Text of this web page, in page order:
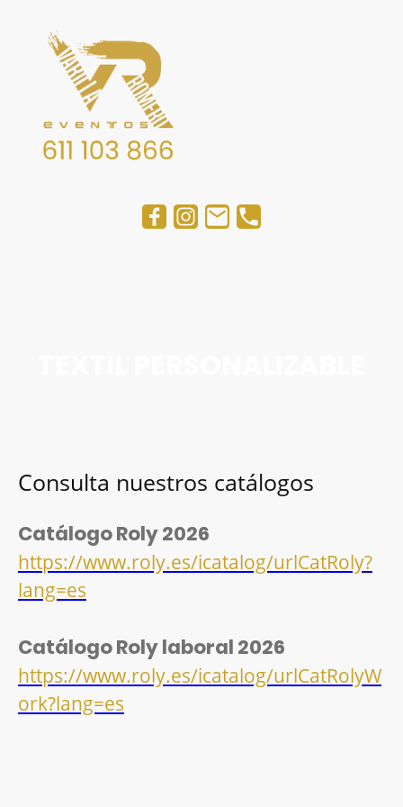
Consulta nuestros catálogos
Catálogo Roly 2026
https://www.roly.es/icatalog/urlCatRoly?
lang=es
Catálogo Roly laboral 2026
https://www.roly.es/icatalog/urlCatRolyW
ork?lang=es